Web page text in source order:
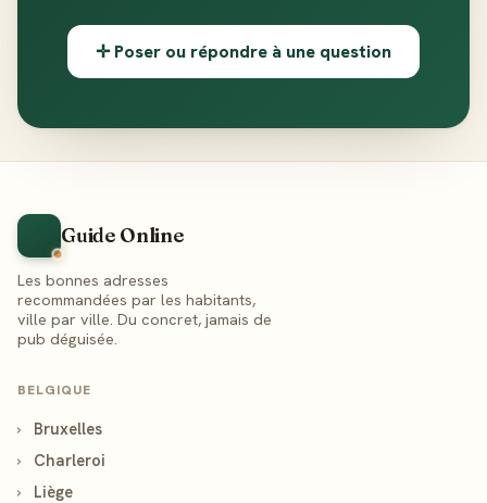
✛ Poser ou répondre à une question
Guide Online
Les bonnes adresses
recommandées par les habitants,
ville par ville. Du concret, jamais de
pub déguisée.
BELGIQUE
›
Bruxelles
›
Charleroi
›
Liège